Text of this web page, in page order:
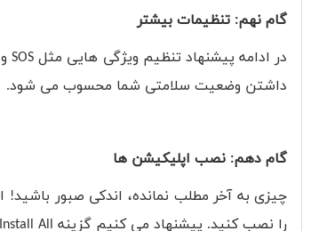
گام نهم: تنظیمات بیشتر
در ادامه پیشنهاد تنظیم ویژگی هایی مثلSOS و
داشتن وضعیت سلامتی شما محسوب می شود.
گام دهم: نصب اپلیکیشن ها
چیزی به آخر مطلب نمانده، اندکی صبور باشید!
را نصب کنید. پیشنهاد می کنیم گزینه Install All